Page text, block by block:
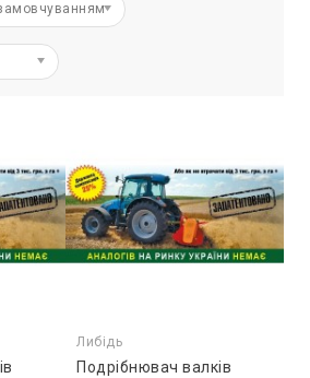
Либідь
Подрібнювач валків